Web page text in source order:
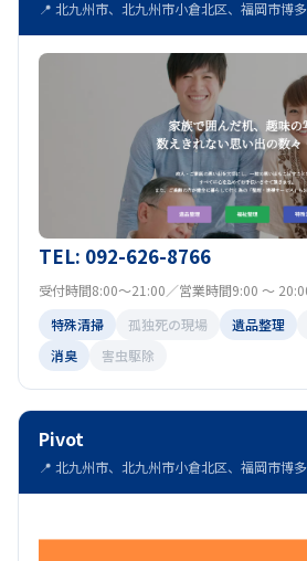
📍 北九州市、北九州市小倉北区、福岡市博
TEL: 092-626-8766
受付時間8:00～21:00／営業時間9:00 ～
特殊清掃
孤独死の現場 遺品整理
消臭
害虫駆除
Pivot
📍 北九州市、北九州市小倉北区、福岡市博